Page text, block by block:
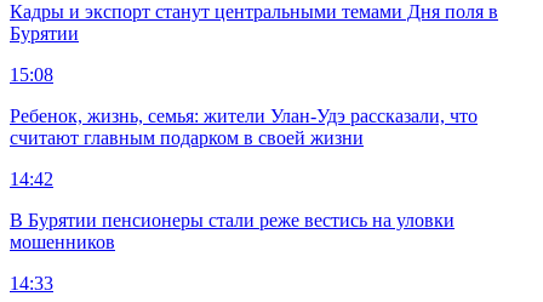
Кадры и экспорт станут центральными темами Дня поля в
Бурятии
15:08
Ребенок, жизнь, семья: жители Улан-Удэ рассказали, что
считают главным подарком в своей жизни
14:42
В Бурятии пенсионеры стали реже вестись на уловки
мошенников
14:33